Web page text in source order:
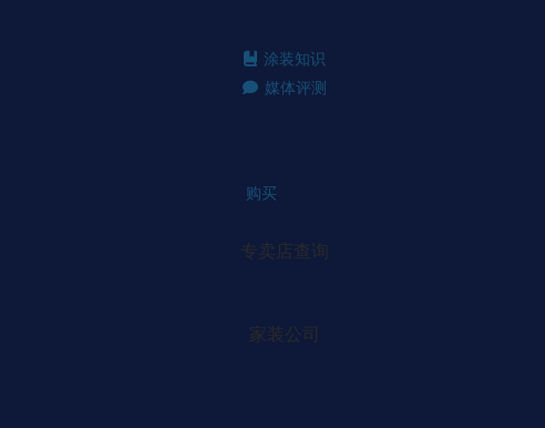
涂装知识
媒体评测
购买
专卖店查询
家装公司